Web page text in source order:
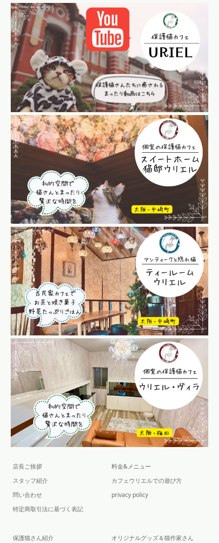
店長ご挨拶
スタッフ紹介
問い合わせ
特定商取引法に基づく表記
料金&メニュー
カフェウリエルでの遊び方
privacy policy
保護猫さん紹介
オリジナルグッズ＆猫作家さん